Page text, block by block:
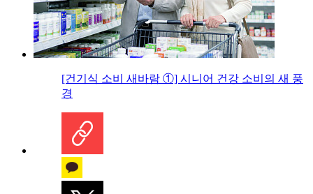
[건기식 소비 새바람 ①] 시니어 건강 소비의 새 풍
경